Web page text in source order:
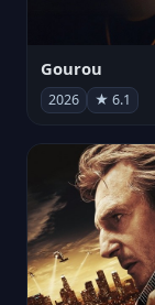
Gourou
2026 ★ 6.1